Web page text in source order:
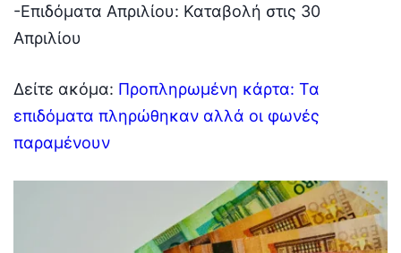
-Επιδόματα Απριλίου: Καταβολή στις 30
Απριλίου
Δείτε ακόμα: Προπληρωμένη κάρτα: Τα
επιδόματα πληρώθηκαν αλλά οι φωνές
παραμένουν